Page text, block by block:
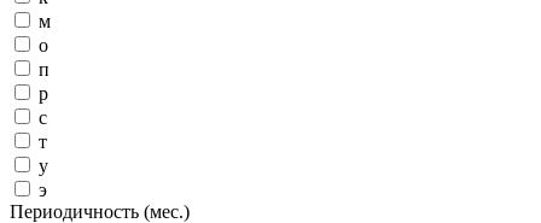
м
о
п
р
с
т
у
э
Периодичность (мес.)